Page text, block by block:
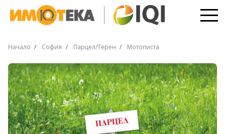
Начало София Парцел/Терен Мотописта